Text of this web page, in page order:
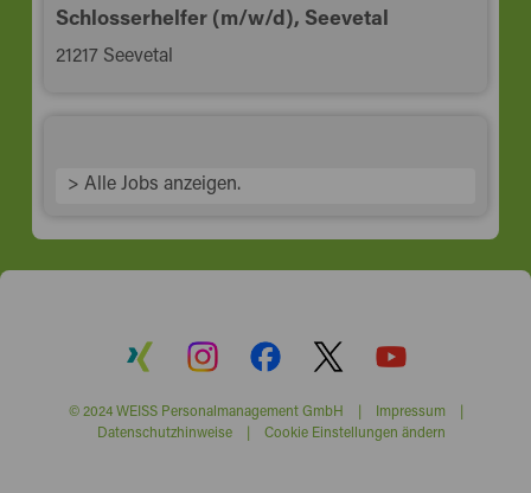
Schlosserhelfer (m/w/d), Seevetal
21217 Seevetal
> Alle Jobs anzeigen.
© 2024 WEISS Personalmanagement GmbH | Impressum|
Datenschutzhinweise| Cookie Einstellungen ändern